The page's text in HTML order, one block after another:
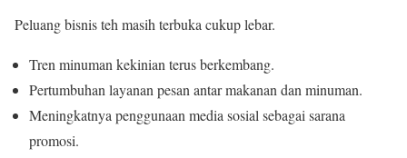
Peluang bisnis teh masih terbuka cukup lebar.
Tren minuman kekinian terus berkembang.
Pertumbuhan layanan pesan antar makanan dan minuman.
Meningkatnya penggunaan media sosial sebagai sarana
promosi.